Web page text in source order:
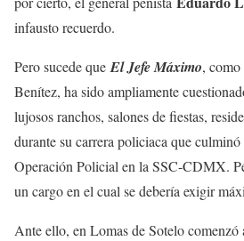
infausto recuerdo.
Pero sucede que El Jefe Máximo,
Benítez, ha sido ampliamente
lujosos ranchos, salones de fiestas,
durante su carrera policiaca que
Operación Policial en la SSC-CDMX.
un cargo en el cual se debería exigir
Ante ello, en Lomas de Sotelo comenzó